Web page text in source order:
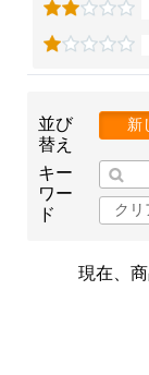
並び
替え
新
キー
ワー
ド
クリ
現在、